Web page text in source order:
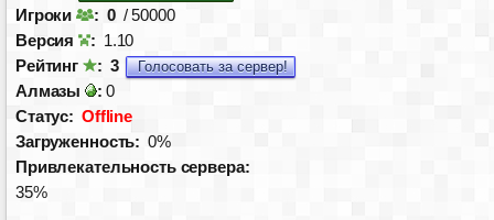
Игроки
: 0 / 50000
Версия
: 1.10
Рейтинг
: 3 Голосовать за сервер!
Алмазы : 0
Статус: Offline
Загруженность: 0%
Привлекательность сервера:
35%